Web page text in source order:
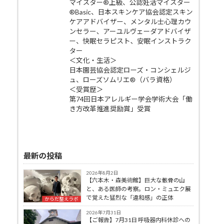
マイスター®上級、公認妊活マイスター
®Basic、日本スキンケア協会認定スキン
ケアアドバイザー、メンタル士心理カウ
ンセラー、アーユルヴェーダアドバイザ
ー、快眠セラピスト、安眠インストラク
ター
＜文化・生活＞
日本園芸協会認定ローズ・コンシェルジ
ュ、ローズソムリエ®（バラ資格）
＜受賞歴＞
第74回日本アレルギー学会学術大会「働
き方改革推進奨励賞」受賞
最新の投稿
からだ整えラボ
2026年8月2日
【六本木・森美術館】巨大な骸骨の山
と、ある医師の考察。ロン・ミュエク展
で覚えた猛烈な「違和感」の正体
2026年7月31日
【ご報告】7月31日 呼吸器内科休診への